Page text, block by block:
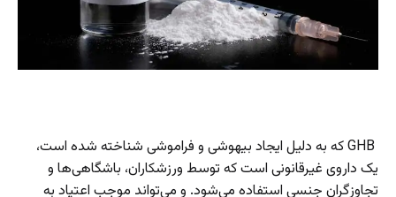
GHB که به دلیل ایجاد بیهوشی و فراموشی شناخته شده است،
یک داروی غیرقانونی است که توسط ورزشکاران، باشگاهی‌ها و
تجاوزگران جنسی استفاده می‌شود. و می‌تواند موجب اعتیاد به